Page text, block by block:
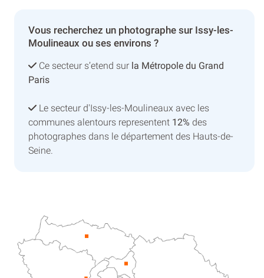
Vous recherchez un photographe sur Issy-les-
Moulineaux ou ses environs ?
Ce secteur s’etend sur la Métropole du Grand
Paris
Le secteur d'Issy-les-Moulineaux avec les
communes alentours representent 12% des
photographes dans le département des Hauts-de-
Seine.